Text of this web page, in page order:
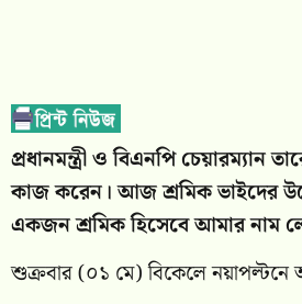
প্রধানমন্ত্রী ও বিএনপি চেয়ারম্যান
কাজ করেন। আজ শ্রমিক ভাইদের
একজন শ্রমিক হিসেবে আমার নাম
শুক্রবার (০১ মে) বিকেলে